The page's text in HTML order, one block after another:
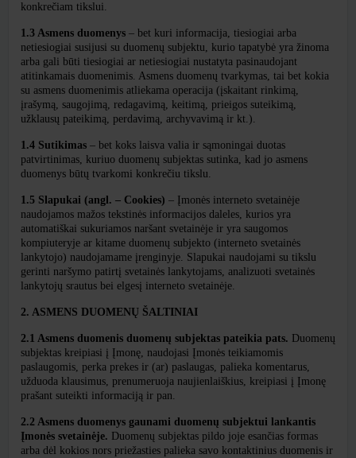
konkrečiam tikslui.
1.3 Asmens duomenys – bet kuri informacija, tiesiogiai arba
netiesiogiai susijusi su duomenų subjektu, kurio tapatybė yra žinoma
arba gali būti tiesiogiai ar netiesiogiai nustatyta pasinaudojant
atitinkamais duomenimis. Asmens duomenų tvarkymas, tai bet kokia
su asmens duomenimis atliekama operacija (įskaitant rinkimą,
įrašymą, saugojimą, redagavimą, keitimą, prieigos suteikimą,
užklausų pateikimą, perdavimą, archyvavimą ir kt.).
1.4 Sutikimas – bet koks laisva valia ir sąmoningai duotas
patvirtinimas, kuriuo duomenų subjektas sutinka, kad jo asmens
duomenys būtų tvarkomi konkrečiu tikslu.
1.5 Slapukai (angl. – Cookies) – Įmonės interneto svetainėje
naudojamos mažos tekstinės informacijos daleles, kurios yra
automatiškai sukuriamos naršant svetainėje ir yra saugomos
kompiuteryje ar kitame duomenų subjekto (interneto svetainės
lankytojo) naudojamame įrenginyje. Slapukai naudojami su tikslu
gerinti naršymo patirtį svetainės lankytojams, analizuoti svetainės
lankytojų srautus bei elgesį interneto svetainėje.
2. ASMENS DUOMENŲ ŠALTINIAI
2.1 Asmens duomenis duomenų subjektas pateikia pats. Duomenų
subjektas kreipiasi į Įmonę, naudojasi Įmonės teikiamomis
paslaugomis, perka prekes ir (ar) paslaugas, palieka komentarus,
užduoda klausimus, prenumeruoja naujienlaiškius, kreipiasi į Įmonę
prašant suteikti informaciją ir pan.
2.2 Asmens duomenys gaunami duomenų subjektui lankantis
Įmonės svetainėje. Duomenų subjektas pildo joje esančias formas
arba dėl kokios nors priežasties palieka savo kontaktinius duomenis ir